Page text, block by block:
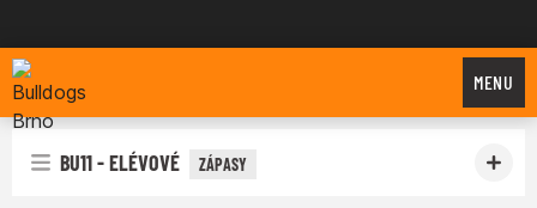
Bulldogs Brno
MENU
BU11 - ELÉVOVÉ ZÁPASY